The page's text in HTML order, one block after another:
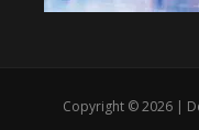
Copyright © 2026 |